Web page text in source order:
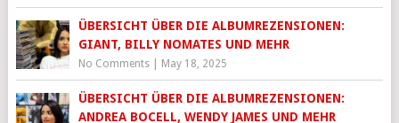
ÜBERSICHT ÜBER DIE ALBUMREZENSIONEN:
GIANT, BILLY NOMATES UND MEHR
No Comments| May 18, 2025
ÜBERSICHT ÜBER DIE ALBUMREZENSIONEN:
ANDREA BOCELL, WENDY JAMES UND MEHR